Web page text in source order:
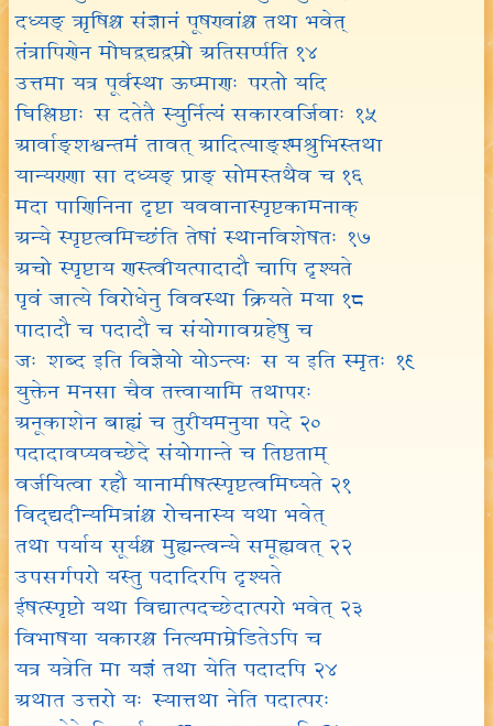
दध्यङ् ऋषिश्च संज्ञानं पूषण्वांश्च तथा भवेत्
तंत्रापिणेन मोघद्वद्यद्वम्रो अतिसर्प्पति १४
उत्तमा यत्र पूर्वस्था ऊष्माणः परतो यदि
घिश्लिष्ठाः स दतेतै स्युर्नित्यं सकारवर्जिवाः १५
आर्वाङ्शश्वन्तमं तावत् आदित्याङ्श्मश्रुभिस्तथा
यान्यण्णा सा दध्यङ् प्राङ् सोमस्तथैव च १६
मदा पाणिनिना दृष्टा यववानास्पृष्टकामनाक्
अन्ये स्पृष्टत्वमिच्छंति तेषां स्थानविशेषतः १७
अचो स्पृष्टाय णस्त्वीयत्पादादौ चापि दृश्यते
पृवं जात्ये विरोधेनु विवस्था क्रियते मया १८
पादादौ च पदादौ च संयोगावग्रहेषु च
जः शब्द इति विज्ञेयो योऽन्त्यः स य इति स्मृतः १९
युक्तेन मनसा चैव तत्त्वायामि तथापरः
अनूकाशेन बाह्यं च तुरीयमनुया पदे २०
पदादावप्यवच्छेदे संयोगान्ते च तिष्ठताम्
वर्जयित्वा रहौ यानामीषत्स्पृष्टत्वमिष्यते २१
विद्द्यदीन्यमित्रांश्च रोचनास्य यथा भवेत्
तथा पर्याय सूर्यश्च मुह्यन्त्वन्ये समूह्यवत् २२
उपसर्गपरो यस्तु पदादिरपि दृश्यते
ईषत्स्पृष्टो यथा विद्यात्पदच्छेदात्परो भवेत् २३
विभाषया यकारश्च नित्यमाम्रेडितेऽपि च
यत्र यत्रेति मा यज्ञं तथा येति पदादपि २४
अथात उत्तरो यः स्यात्तथा नेति पदात्परः